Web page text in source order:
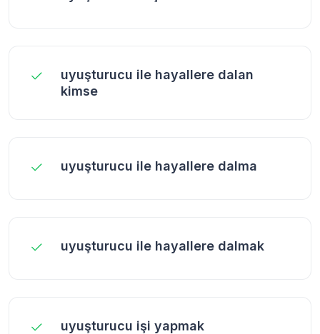
uyuşturucu ile hayallere dalan
kimse
uyuşturucu ile hayallere dalma
uyuşturucu ile hayallere dalmak
uyuşturucu işi yapmak